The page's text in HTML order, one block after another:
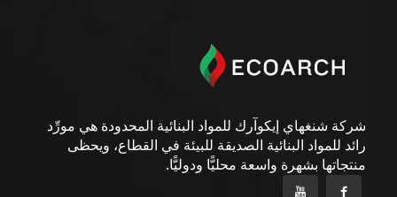
شركة شنغهاي إيكوآرك للمواد البنائية المحدودة هي مورِّد
رائد للمواد البنائية الصديقة للبيئة في القطاع، ويحظى
منتجاتها بشهرة واسعة محليًّا ودوليًّا.